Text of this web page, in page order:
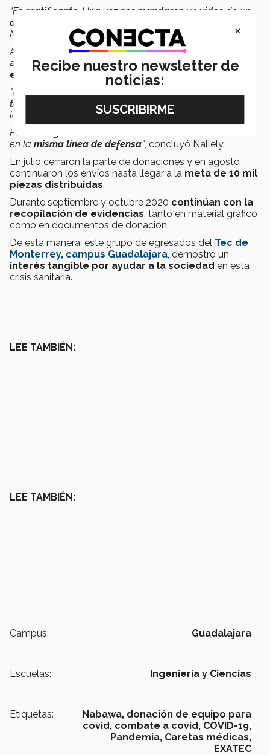
“Es gratificante . Una vez nos mandaron un video de un
doctor llorando
Nallely.
Añadió que incluso recibieron letreros o
agradecimientoa través de fotos por parte del
equipo médicobeneficiado.
"Nos
tomaba en cuenta
. Casi siempre laspersonas donan
los
doctores de urgenciao alárea COVID
Pero
en la misma línea de defensa”, concluyó Nallely.
En julio cerraron la parte de donaciones y en agosto
continuaron los envíos hasta llegar a la meta de 10 mil
piezas distribuidas.
Durante septiembre y octubre 2020 continúan con la
recopilación de evidencias , tanto en material gráfico
como en documentos de donación.
De esta manera, este grupo de egresados del Tec de
Monterrey, campus Guadalajara , demostró un
interés tangible por ayudar a la sociedad en esta
crisis sanitaria.
LEE TAMBIÉN:
LEE TAMBIÉN:
Campus: Guadalajara
Escuelas: Ingeniería y Ciencias
Etiquetas: Nabawa, donación de equipo para
covid, combate a covid, COVID-19,
Pandemia, Caretas médicas,
EXATEC
×
Recibe nuestro newsletter de
noticias: